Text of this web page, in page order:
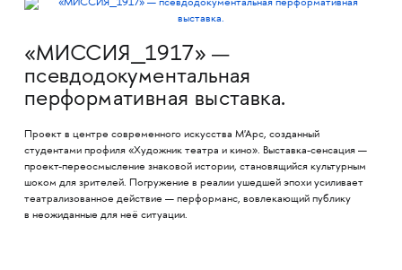
«МИССИЯ_1917» —
псевдодокументальная
перформативная выставка.
Проект в центре современного искусства М'Арс, созданный
студентами профиля «Художник театра и кино». Выставка-сенсация —
проект-переосмысление знаковой истории, становящийся культурным
шоком для зрителей. Погружение в реалии ушедшей эпохи усиливает
театрализованное действие — перформанс, вовлекающий публику
в неожиданные для неё ситуации.